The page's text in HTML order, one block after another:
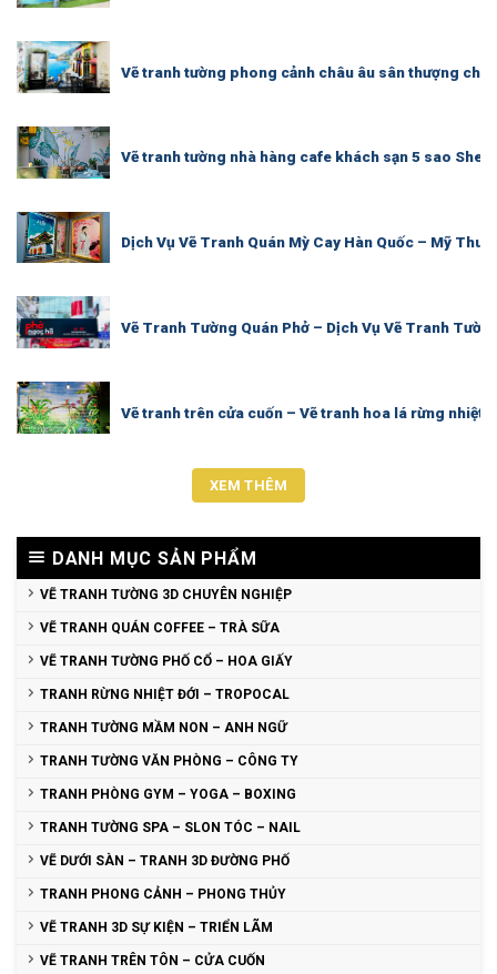
Vẽ tranh tường phong cảnh châu âu sân thượng cho
Vẽ tranh tường nhà hàng cafe khách sạn 5 sao
Dịch Vụ Vẽ Tranh Quán Mỳ Cay Hàn Quốc – Mỹ
Vẽ Tranh Tường Quán Phở – Dịch Vụ Vẽ Tranh
Vẽ tranh trên cửa cuốn – Vẽ tranh hoa lá rừng nhiệt
XEM THÊM
DANH MỤC SẢN PHẨM
VẼ TRANH TƯỜNG 3D CHUYÊN NGHIỆP
VẼ TRANH QUÁN COFFEE – TRÀ SỮA
VẼ TRANH TƯỜNG PHỐ CỔ – HOA GIẤY
TRANH RỪNG NHIỆT ĐỚI – TROPOCAL
TRANH TƯỜNG MẦM NON – ANH NGỮ
TRANH TƯỜNG VĂN PHÒNG – CÔNG TY
TRANH PHÒNG GYM – YOGA – BOXING
TRANH TƯỜNG SPA – SLON TÓC – NAIL
VẼ DƯỚI SÀN – TRANH 3D ĐƯỜNG PHỐ
TRANH PHONG CẢNH – PHONG THỦY
VẼ TRANH 3D SỰ KIỆN – TRIỂN LÃM
VẼ TRANH TRÊN TÔN – CỬA CUỐN